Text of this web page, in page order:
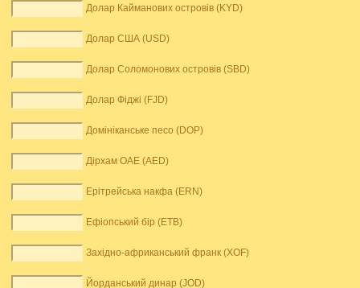
Долар Кайманових островів (KYD)
Долар США (USD)
Долар Соломонових островів (SBD)
Долар Фіджі (FJD)
Домініканське песо (DOP)
Дірхам ОАЕ (AED)
Ерітрейська накфа (ERN)
Ефіопський бір (ETB)
Західно-африканський франк (XOF)
Йорданський динар (JOD)